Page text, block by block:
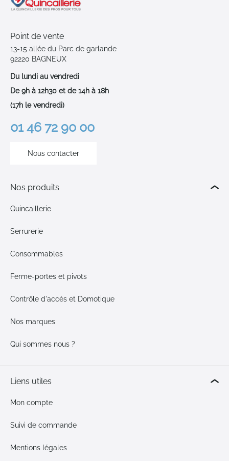
Point de vente
13-15 allée du Parc de garlande
92220 BAGNEUX
Du lundi au vendredi
De 9h à 12h30 et de 14h à 18h
(17h le vendredi)
01 46 72 90 00
Nous contacter
Nos produits
Quincaillerie
Serrurerie
Consommables
Ferme-portes et pivots
Contrôle d'accès et Domotique
Nos marques
Qui sommes nous ?
Liens utiles
Mon compte
Suivi de commande
Mentions légales